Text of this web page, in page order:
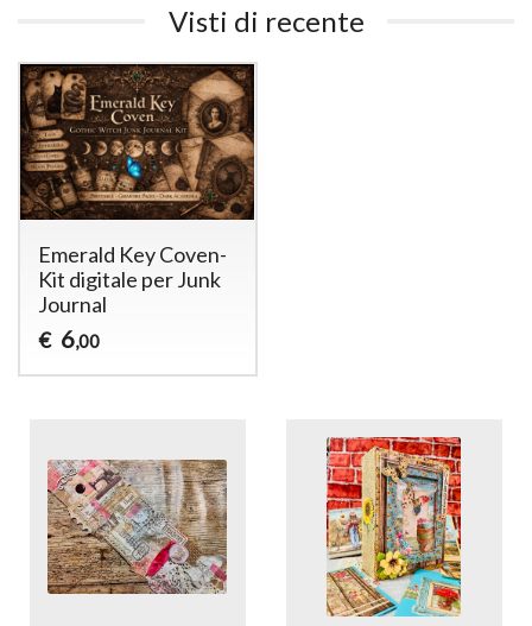
Visti di recente
Emerald Key Coven-
Kit digitale per Junk
Journal
€ 6,00